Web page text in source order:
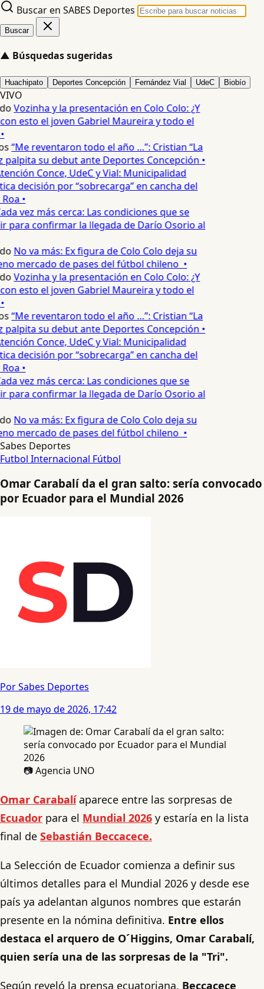
Buscar en SABES Deportes
Buscar
▲ Búsquedas sugeridas
Huachipato Deportes Concepción Fernández Vial UdeC Biobío
VIVO
Vozinha y la presentación en Colo Colo: ¿Y
esto el joven Gabriel Maureira y todo el
“Me reventaron todo el año …”: Cristian “La
palpita su debut ante Deportes Concepción •
Conce, UdeC y Vial: Municipalidad
decisión por “sobrecarga” en cancha del
•
vez más cerca: Las condiciones que se
para confirmar la llegada de Darío Osorio al
No va más: Ex figura de Colo Colo deja su
mercado de pases del fútbol chileno •
Vozinha y la presentación en Colo Colo: ¿Y
esto el joven Gabriel Maureira y todo el
“Me reventaron todo el año …”: Cristian “La
palpita su debut ante Deportes Concepción •
Conce, UdeC y Vial: Municipalidad
decisión por “sobrecarga” en cancha del
•
vez más cerca: Las condiciones que se
para confirmar la llegada de Darío Osorio al
No va más: Ex figura de Colo Colo deja su
mercado de pases del fútbol chileno •
Sabes Deportes
Futbol Internacional Fútbol
Omar Carabalí da el gran salto: sería convocado
por Ecuador para el Mundial 2026
Por Sabes Deportes
19 de mayo de 2026, 17:42
📷 Agencia UNO
Omar Carabalíaparece entre las sorpresas de
Ecuador para el Mundial 2026 y estaría en la lista
final de Sebastián Beccacece.
La Selección de Ecuador comienza a definir sus
últimos detalles para el Mundial 2026 y desde ese
país ya adelantan algunos nombres que estarán
presente en la nómina definitiva. Entre ellos
destaca el arquero de O´Higgins, Omar Carabalí,
quien sería una de las sorpresas de la "Tri".
Según reveló la prensa ecuatoriana, Beccacece